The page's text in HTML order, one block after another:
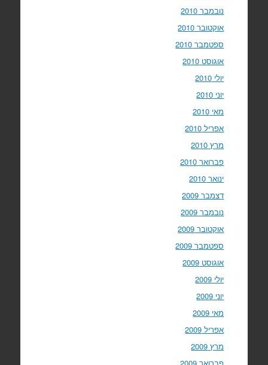
נובמבר 2010
אוקטובר 2010
ספטמבר 2010
אוגוסט 2010
יולי 2010
יוני 2010
מאי 2010
אפריל 2010
מרץ 2010
פברואר 2010
ינואר 2010
דצמבר 2009
נובמבר 2009
אוקטובר 2009
ספטמבר 2009
אוגוסט 2009
יולי 2009
יוני 2009
מאי 2009
אפריל 2009
מרץ 2009